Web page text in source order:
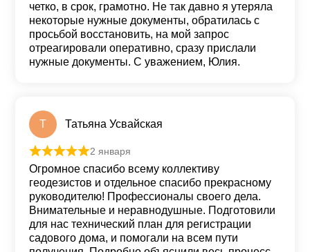
четко, в срок, грамотно. Не так давно я утеряла
некоторые нужные документы, обратилась с
просьбой восстановить, на мой запрос
отреагировали оперативно, сразу прислали
нужные документы. С уважением, Юлия.
Т Татьяна Усвайская
Оценка 5из 5
2 января
Огромное спасибо всему коллективу
геодезистов и отдельное спасибо прекрасному
руководителю! Профессионалы своего дела.
Внимательные и неравнодушные. Подготовили
для нас технический план для регистрации
садового дома, и помогали на всем пути